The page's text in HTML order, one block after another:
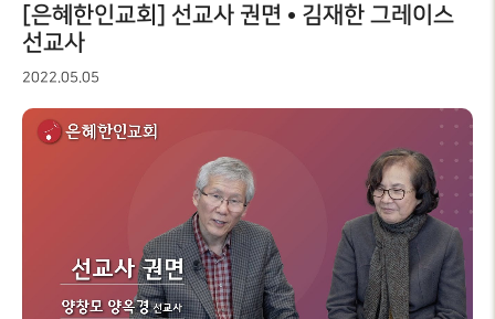
[은혜한인교회] 선교사 권면 • 김재한 그레이스
선교사
2022.05.05